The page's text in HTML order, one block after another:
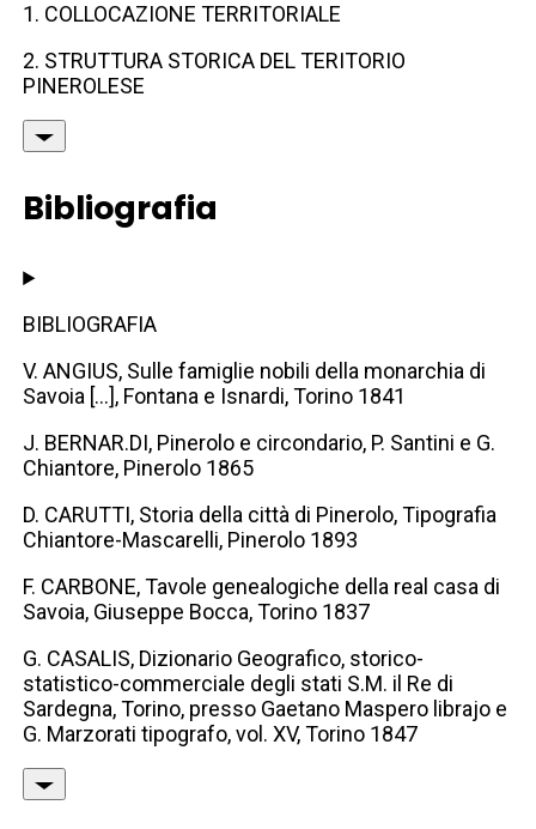
1. COLLOCAZIONE TERRITORIALE
2. STRUTTURA STORICA DEL TERITORIO
PINEROLESE
Bibliografia
BIBLIOGRAFIA
V. ANGIUS, Sulle famiglie nobili della monarchia di
Savoia [...], Fontana e Isnardi, Torino 1841
J. BERNAR.DI, Pinerolo e circondario, P. Santini e G.
Chiantore, Pinerolo 1865
D. CARUTTI, Storia della città di Pinerolo, Tipografia
Chiantore-Mascarelli, Pinerolo 1893
F. CARBONE, Tavole genealogiche della real casa di
Savoia, Giuseppe Bocca, Torino 1837
G. CASALIS, Dizionario Geografico, storico-
statistico-commerciale degli stati S.M. il Re di
Sardegna, Torino, presso Gaetano Maspero librajo e
G. Marzorati tipografo, vol. XV, Torino 1847